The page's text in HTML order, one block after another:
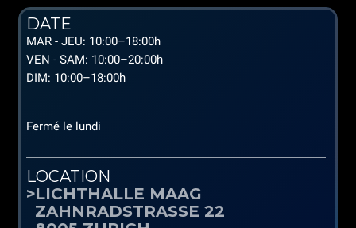
DATE
MAR - JEU: 10:00–18:00h
VEN - SAM: 10:00–20:00h
DIM: 10:00–18:00h
Fermé le lundi
LOCATION
LICHTHALLE MAAG
ZAHNRADSTRASSE 22